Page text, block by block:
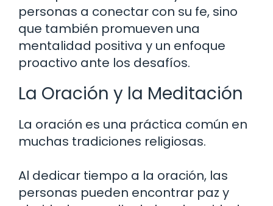
personas a conectar con su fe, sino
que también promueven una
mentalidad positiva y un enfoque
proactivo ante los desafíos.
La Oración y la Meditación
La oración es una práctica común en
muchas tradiciones religiosas.
Al dedicar tiempo a la oración, las
personas pueden encontrar paz y